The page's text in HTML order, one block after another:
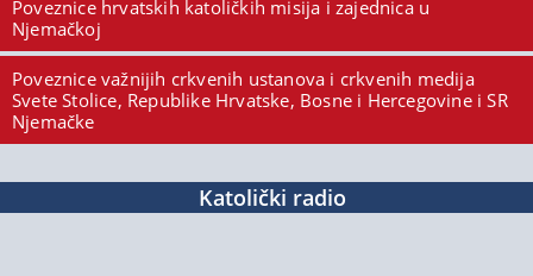
Poveznice hrvatskih katoličkih misija i zajednica u
Njemačkoj
Poveznice važnijih crkvenih ustanova i crkvenih medija
Svete Stolice, Republike Hrvatske, Bosne i Hercegovine i SR
Njemačke
Katolički radio